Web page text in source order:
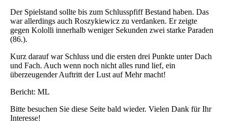
Der Spielstand sollte bis zum Schlusspfiff Bestand haben. Das
war allerdings auch Roszykiewicz zu verdanken. Er zeigte
gegen Kololli innerhalb weniger Sekunden zwei starke Paraden
(86.).
Kurz darauf war Schluss und die ersten drei Punkte unter Dach
und Fach. Auch wenn noch nicht alles rund lief, ein
überzeugender Auftritt der Lust auf Mehr macht!
Bericht: ML
Bitte besuchen Sie diese Seite bald wieder. Vielen Dank für Ihr
Interesse!